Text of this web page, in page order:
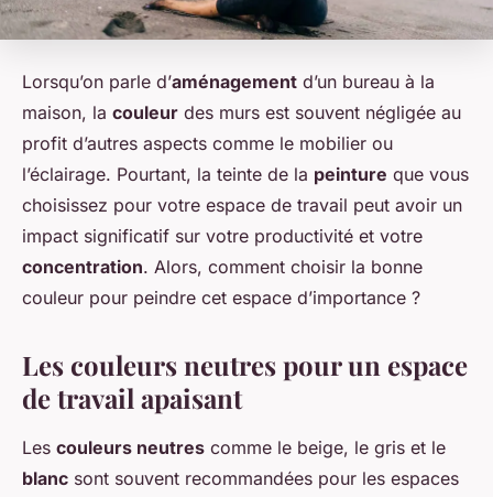
Lorsqu’on parle d’aménagement d’un bureau à la
maison, la couleur des murs est souvent négligée au
profit d’autres aspects comme le mobilier ou
l’éclairage. Pourtant, la teinte de la peinture que vous
choisissez pour votre espace de travail peut avoir un
impact significatif sur votre productivité et votre
concentration. Alors, comment choisir la bonne
couleur pour peindre cet espace d’importance ?
Les couleurs neutres pour un espace
de travail apaisant
Les couleurs neutres comme le beige, le gris et le
blanc sont souvent recommandées pour les espaces